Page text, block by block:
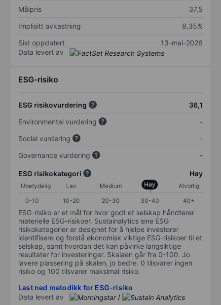
Målpris
37,5
Implisitt avkastning
8,35%
Sist oppdatert
13-mai-2026
Data levert av
ESG-risiko
ESG risikovurdering
36,1
Environmental vurdering
-
Social vurdering
-
Governance vurdering
-
ESG risikokategori Høy
Ubetydelig Lav Medium Høy
Alvorlig
0-10
10-20 20-30 30-40 40+
ESG-risiko er et mål for hvor godt et selskap håndterer
materielle ESG-risikoer. Sustainalytics sine ESG
risikokategorier er designet for å hjelpe investorer
identifisere og forstå økonomisk viktige ESG-risikoer til et
selskap, samt hvordan det kan påvirke langsiktige
resultater for investeringer. Skalaen går fra 0-100. Jo
lavere plassering på skalen, jo bedre. 0 tilsvarer ingen
risiko og 100 tilsvarer maksimal risiko.
Last ned metodikk for ESG-risiko
Data levert av
/